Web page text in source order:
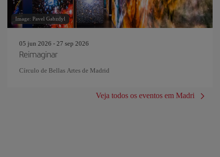
Image: Pavel Gabzdyl
05 jun 2026 - 27 sep 2026
Reimaginar
Círculo de Bellas Artes de Madrid
Veja todos os eventos em Madri